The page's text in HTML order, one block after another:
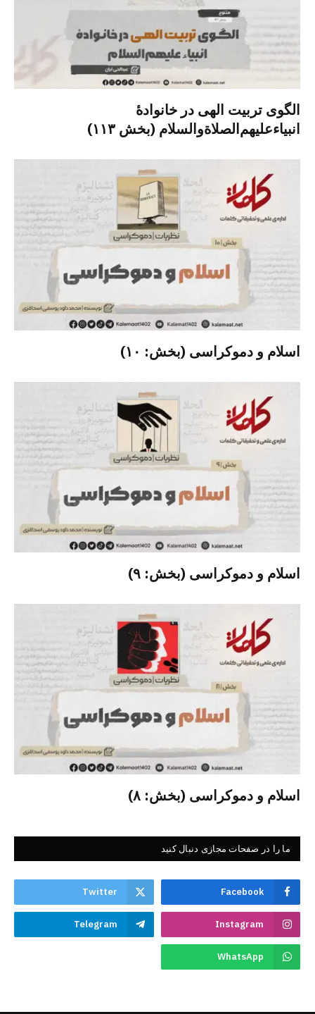
الگوی تربیت الهی در خانوادۀ
انبیاءعلیهم‌الصلاةو‌السلام (بخش ۱۱۳)
اسلام و دموکراسی (بخش: ۱۰)
اسلام و دموکراسی (بخش: ۹)
اسلام و دموکراسی (بخش: ۸)
ما را در صفحات مجازی دنبال کنید
Facebook
Twitter
Instagram
Telegram
WhatsApp